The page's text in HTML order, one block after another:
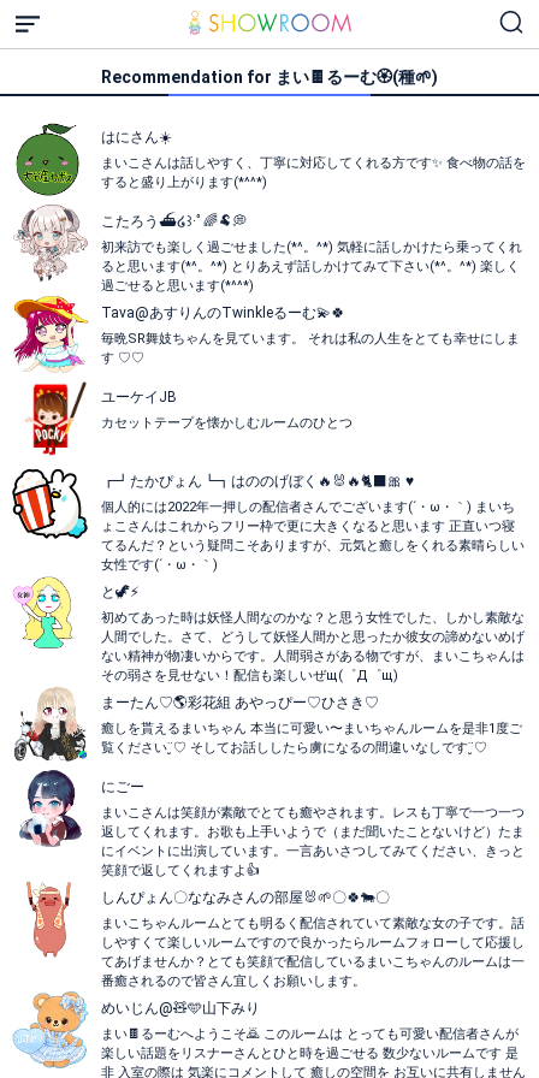
Recommendation for まい🍫るーむ🏵(種‪🌱‬)
はにさん☀️
まいこさんは話しやすく、丁寧に対応してくれる方です✨ 食べ物の話を
すると盛り上がります(*^^*)
こたろう⛴໒꒱·ﾟ🌈🐏💭
初来訪でも楽しく過ごせました(*^。^*) 気軽に話しかけたら乗ってくれ
ると思います(*^。^*) とりあえず話しかけてみて下さい(*^。^*) 楽しく
過ごせると思います(*^^*)
Tava@あすりんのTwinkleるーむ💫🍀
毎晩SR舞妓ちゃんを見ています。 それは私の人生をとても幸せにしま
す ♡♡
ユーケイJB
カセットテープを懐かしむルームのひとつ
┏┛たかぴょん┗┓はののげぼく🔥🐰🔥🐈‍⬛🎀 ♥️
個人的には2022年一押しの配信者さんでございます(´・ω・｀) まいち
ょこさんはこれからフリー枠で更に大きくなると思います 正直いつ寝
てるんだ？という疑問こそありますが、元気と癒しをくれる素晴らしい
女性です(´・ω・｀)
と🦖⚡
初めてあった時は妖怪人間なのかな？と思う女性でした、しかし素敵な
人間でした。さて、どうして妖怪人間かと思ったか彼女の諦めないめげ
ない精神が物凄いからです。人間弱さがある物ですが、まいこちゃんは
その弱さを見せない！配信も楽しいぜщ(゜Д゜щ)
まーたん♡🌎彩花組 あやっぴー♡ひさき♡
癒しを貰えるまいちゃん 本当に可愛い〜まいちゃんルームを是非1度ご
覧ください¨̮♡ そしてお話ししたら虜になるの間違いなしです¨̮♡
にごー
まいこさんは笑顔が素敵でとても癒やされます。レスも丁寧で一つ一つ
返してくれます。お歌も上手いようで（まだ聞いたことないけど）たま
にイベントに出演しています。一言あいさつしてみてください、きっと
笑顔で返してくれますよ👍
しんぴょん〇ななみさんの部屋🐰🌱〇🍀🐄〇
まいこちゃんルームとても明るく配信されていて素敵な女の子です。話
しやすくて楽しいルームですので良かったらルームフォローして応援し
てあげませんか？とても笑顔で配信しているまいこちゃんのルームは一
番癒されるので皆さん宜しくお願いします。
めいじん@🧸🩵山下みり
まい🍫るーむへようこそ🙇 このルームは とっても可愛い配信者さんが
楽しい話題をリスナーさんとひと時を過ごせる 数少ないルームです 是
非 入室の際は 気楽にコメントして 癒しの空間を お互いに共有しません